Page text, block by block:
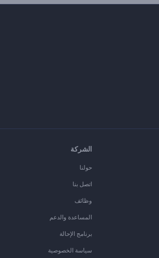
الشركة
حولنا
اتصل بنا
وظائف
المساعدة والدعم
برنامج الإحالة
سياسة الخصوصية